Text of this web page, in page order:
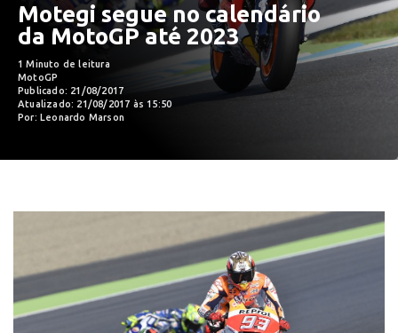
Motegi segue no calendário
da MotoGP até 2023
1 Minuto de leitura
MotoGP
Publicado: 21/08/2017
Atualizado: 21/08/2017 às 15:50
Por: Leonardo Marson